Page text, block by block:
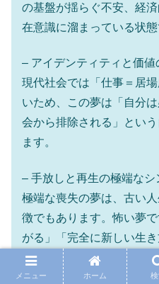
の基盤が揺らぐ不安、経
在意識に溜まっている状態
– アイデンティティと価値
現代社会では「仕事＝居
いため、この夢は「自分
会から排除される」とい
ます。
– 手放しと再生の極端なシ
極端な喪失の夢は、古い
徴でもあります。怖い夢
がる」「完全に新しい生
意識が訴えているケースも
メニュー ホーム